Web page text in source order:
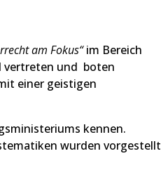
am Fokus“im Bereich
vertreten und boten
einer geistigen
kennen.
wurden vorgestellt